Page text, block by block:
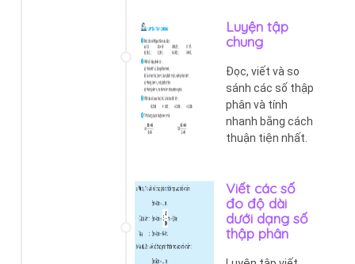
Luyện tập
chung
Đọc, viết và so
sánh các số thập
phân và tính
nhanh bằng cách
thuận tiện nhất.
Viết các số
đo độ dài
dưới dạng số
thập phân